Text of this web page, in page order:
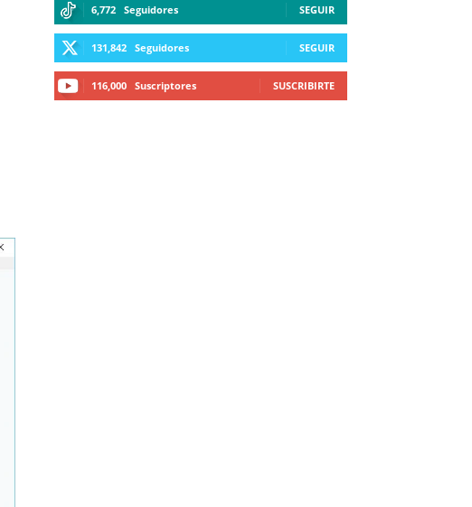
6,772 Seguidores SEGUIR
131,842 Seguidores SEGUIR
116,000 Suscriptores SUSCRIBIRTE